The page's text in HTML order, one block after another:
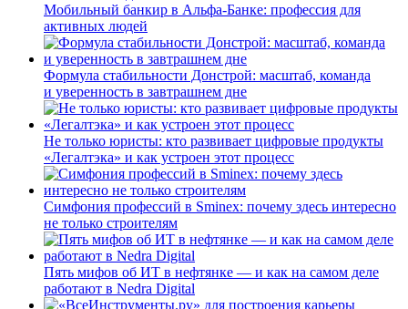
Мобильный банкир в Альфа-Банке: профессия для
активных людей
Формула стабильности Донстрой: масштаб, команда
и уверенность в завтрашнем дне
Не только юристы: кто развивает цифровые продукты
«Легалтэка» и как устроен этот процесс
Симфония профессий в Sminex: почему здесь интересно
не только строителям
Пять мифов об ИТ в нефтянке — и как на самом деле
работают в Nedra Digital